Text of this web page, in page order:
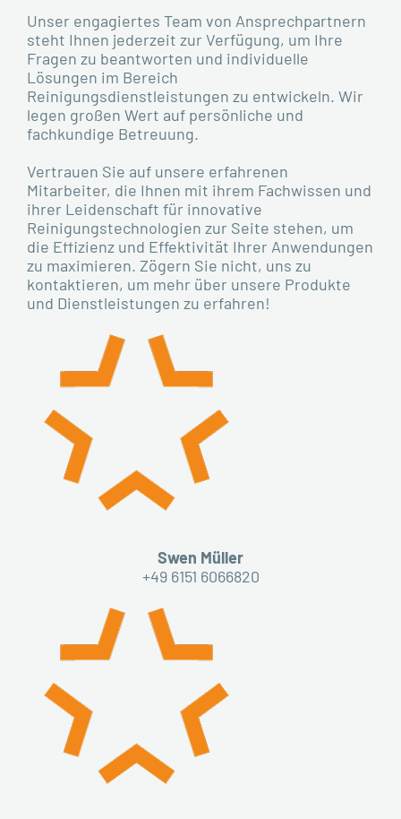
Unser engagiertes Team von Ansprechpartnern
steht Ihnen jederzeit zur Verfügung, um Ihre
Fragen zu beantworten und individuelle
Lösungen im Bereich
Reinigungsdienstleistungen zu entwickeln. Wir
legen großen Wert auf persönliche und
fachkundige Betreuung.
Vertrauen Sie auf unsere erfahrenen
Mitarbeiter, die Ihnen mit ihrem Fachwissen und
ihrer Leidenschaft für innovative
Reinigungstechnologien zur Seite stehen, um
die Effizienz und Effektivität Ihrer Anwendungen
zu maximieren. Zögern Sie nicht, uns zu
kontaktieren, um mehr über unsere Produkte
und Dienstleistungen zu erfahren!
Swen Müller
+49 6151 6066820